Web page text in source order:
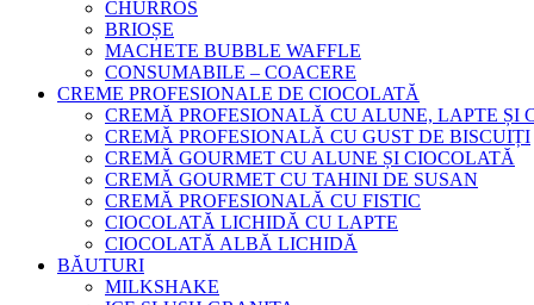
CHURROS
BRIOȘE
MACHETE BUBBLE WAFFLE
CONSUMABILE – COACERE
CREME PROFESIONALE DE CIOCOLATĂ
CREMĂ PROFESIONALĂ CU ALUNE, LAPTE ȘI
CREMĂ PROFESIONALĂ CU GUST DE BISCUIȚI
CREMĂ GOURMET CU ALUNE ȘI CIOCOLATĂ
CREMĂ GOURMET CU TAHINI DE SUSAN
CREMĂ PROFESIONALĂ CU FISTIC
CIOCOLATĂ LICHIDĂ CU LAPTE
CIOCOLATĂ ALBĂ LICHIDĂ
BĂUTURI
MILKSHAKE